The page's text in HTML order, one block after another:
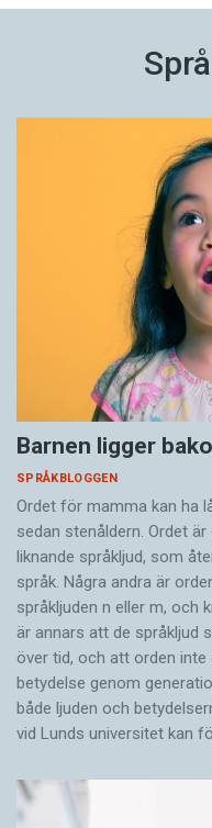
Barnen ligger
SPRÅKBLOGGEN
Ordet för mamma kan ha
sedan stenåldern. Ordet
liknande språkljud, som
språk. Några andra är
språkljuden n eller m, och
är annars att de språkljud
över tid, och att orden
betydelse genom
både ljuden och
vid Lunds universitet kan